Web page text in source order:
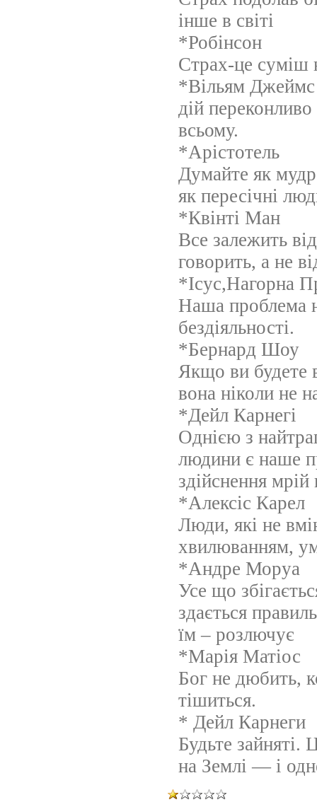
інше в світі
*Робінсон
Страх-це суміш
*Вільям Джеймс
дій
всьому.
*Арістотель
Думайте як
як пересічні
*Квінті Ман
Все залежить
говорить, а не
*Ісус,Нагорна
Наша проблема
бездіяльності.
*Бернард Шоу
Якщо ви будете
вона ніколи не
*Дейл Карнегі
Однією з
людини є наше
здійснення
*Алексіс Карел
Люди, які не
хвилюванням,
*Андре Моруа
Усе що
здається
їм – розлючує
*Марія Матіос
Бог не дюбить,
тішиться.
* Дейл Карнеги
Будьте зайняті.
на Землі — і